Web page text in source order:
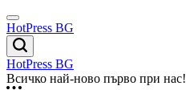
Skip
to
content
Menu
HotPress BG
Търсене
HotPress BG
Всичко най-ново първо при нас!